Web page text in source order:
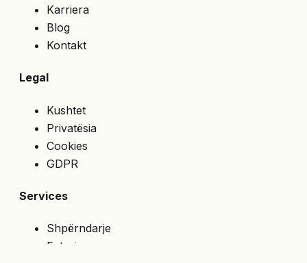
Karriera
Blog
Kontakt
Legal
Kushtet
Privatësia
Cookies
GDPR
Services
Shpërndarje
Faturim